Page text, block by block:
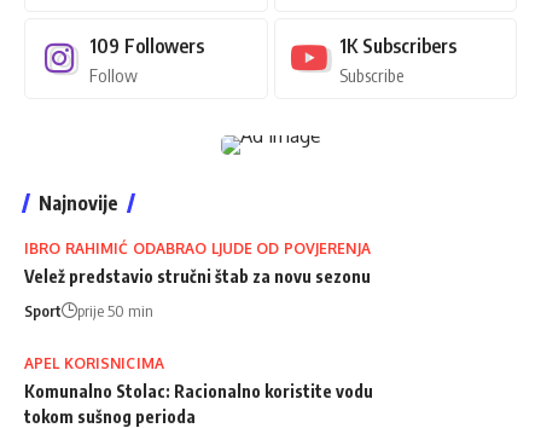
109 Followers
Follow
1K Subscribers
Subscribe
Najnovije
IBRO RAHIMIĆ ODABRAO LJUDE OD POVJERENJA
Velež predstavio stručni štab za novu sezonu
Sport prije 50 min
APEL KORISNICIMA
Komunalno Stolac: Racionalno koristite vodu
tokom sušnog perioda